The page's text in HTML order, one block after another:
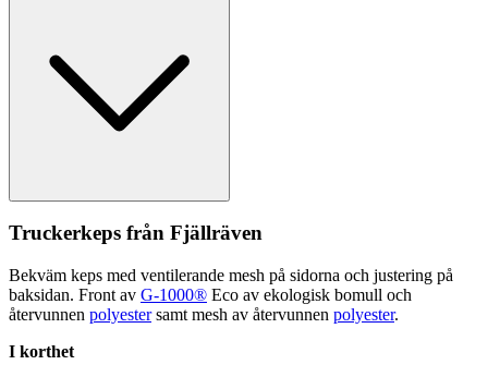
Truckerkeps från Fjällräven
Bekväm keps med ventilerande mesh på sidorna och justering på
baksidan. Front av G-1000® Eco av ekologisk bomull och
återvunnen polyestersamt mesh av återvunnen polyester.
I korthet